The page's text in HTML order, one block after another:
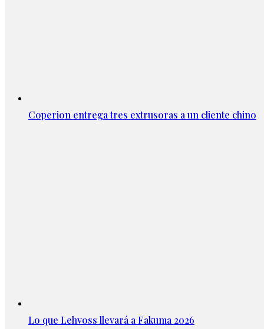
Coperion entrega tres extrusoras a un cliente chino
Lo que Lehvoss llevará a Fakuma 2026